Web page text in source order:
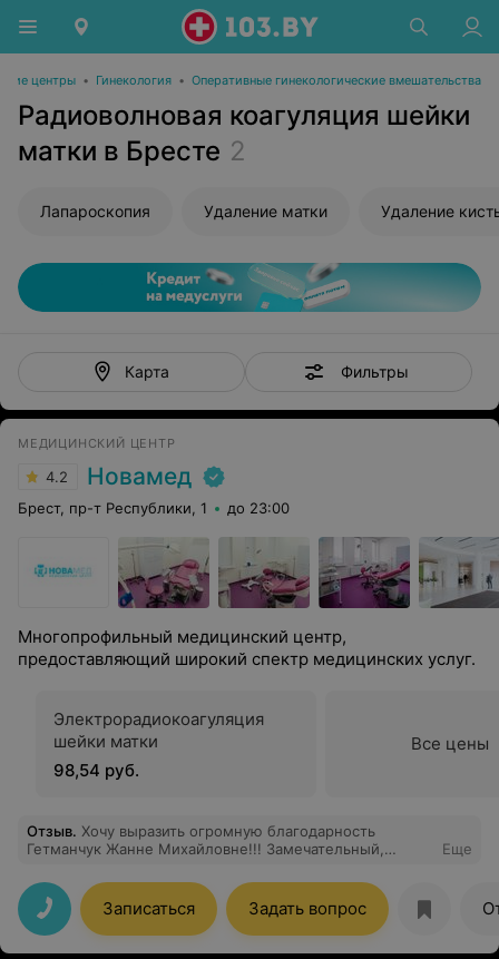
центры • Гинекология • Оперативные гинекологические вмешательства
Радиоволновая коагуляция шейки
матки в Бресте 2
Лапароскопия Удаление матки
Карта Фильтры
МЕДИЦИНСКИЙ ЦЕНТР
4.2 Новамед
Брест, пр-т Республики, 1 до 23:00
Многопрофильный медицинский центр,
предоставляющий широкий спектр медицинских услуг.
Электрорадиокоагуляция
шейки матки
98,54 руб.
Все цены
Отзыв. Хочу выразить огромную благодарность
Гетманчук Жанне Михайловне!!! Замечательный,
Жанне Михайловне её рекомендациям по
обследованию и лечению моя мама избавилась от
продолжительной аллергии. Крепкого здоровья
доктору и её близким!!! Врач с большой буквы!
Еще
Записаться Задать вопрос